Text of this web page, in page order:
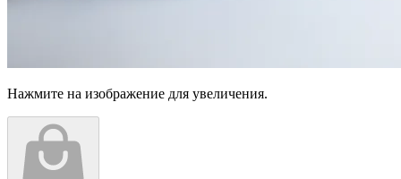
Нажмите на изображение для увеличения.